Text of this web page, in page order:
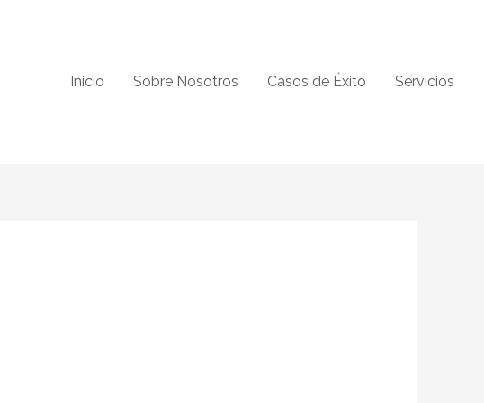
Inicio
Sobre Nosotros Casos de Éxito Servicios